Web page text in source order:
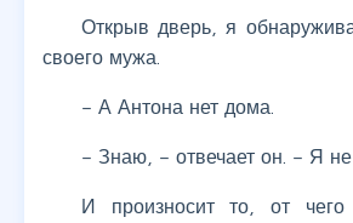
Открыв дверь, я
своего мужа.
– А Антона нет дома.
– Знаю, – отвечает он. – Я не
И произносит то, от